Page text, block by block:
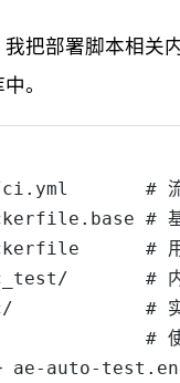
我把部署脚本相关
。
# 流水
#
# 用
# 内
# 实际
# 使用
auto-test.enc